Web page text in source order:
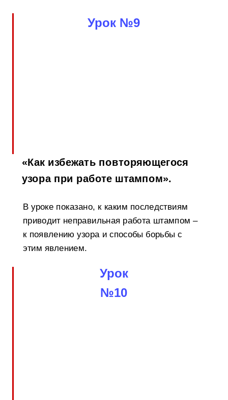
Урок №9
«Как избежать повторяющегося
узора при работе штампом».
В уроке показано, к каким последствиям
приводит неправильная работа штампом –
к появлению узора и способы борьбы с
этим явлением.
Урок
№10